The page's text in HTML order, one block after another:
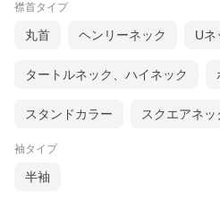
襟首タイプ
丸首 ヘンリーネック Uネ
タートルネック、ハイネック
スタンドカラー スクエアネッ
袖タイプ
半袖